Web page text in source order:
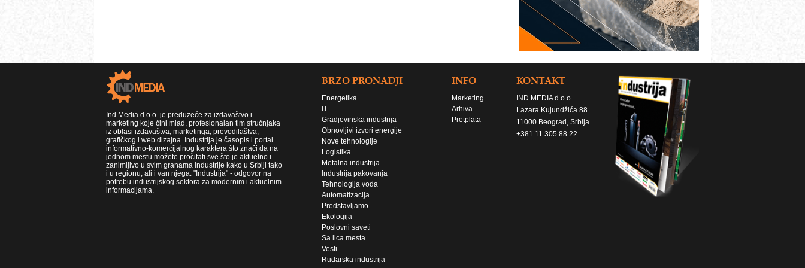
Ind Media d.o.o. je preduzeće za izdavaštvo i
marketing koje čini mlad, profesionalan tim stručnjaka
iz oblasi izdavaštva, marketinga, prevodilaštva,
grafičkog i web dizajna. Industrija je časopis i portal
informativno-komercijalnog karaktera što znači da na
jednom mestu možete pročitati sve što je aktuelno i
zanimljivo u svim granama industrije kako u Srbiji tako
i u regionu, ali i van njega. "Industrija" - odgovor na
potrebu industrijskog sektora za modernim i aktuelnim
informacijama.
BRZO PRONADJI
Energetika
IT
Gradjevinska industrija
Obnovljivi izvori energije
Nove tehnologije
Logistika
Metalna industrija
Industrija pakovanja
Tehnologija voda
Automatizacija
Predstavljamo
Ekologija
Poslovni saveti
Sa lica mesta
Vesti
Rudarska industrija
INFO
Marketing
Arhiva
Pretplata
KONTAKT
IND MEDIA d.o.o.
Lazara Kujundžića 88
11000 Beograd, Srbija
+381 11 305 88 22